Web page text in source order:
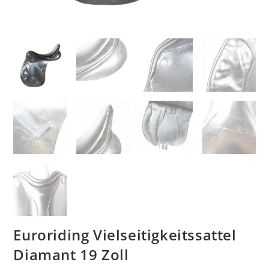
Euroriding Vielseitigkeitssattel
Diamant 19 Zoll